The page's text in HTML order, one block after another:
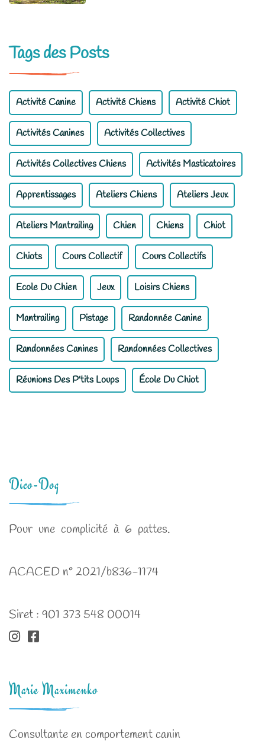
Tags des Posts
Activité Canine Activité Chiens Activité Chiot
Activités Canines Activités Collectives
Activités Collectives Chiens Activités Masticatoires
Apprentissages Ateliers Chiens Ateliers Jeux
Ateliers Mantrailing Chien Chiens Chiot
Chiots Cours Collectif Cours Collectifs
Ecole Du Chien Jeux Loisirs Chiens
Mantrailing Pistage Randonnée Canine
Randonnées Canines Randonnées Collectives
Réunions Des P'tits Loups École Du Chiot
Dico-Dog
Pour une complicité à 6 pattes.
ACACED n° 2021/b836-1174
Siret : 901 373 548 00014
Marie Maximenko
Consultante en comportement canin